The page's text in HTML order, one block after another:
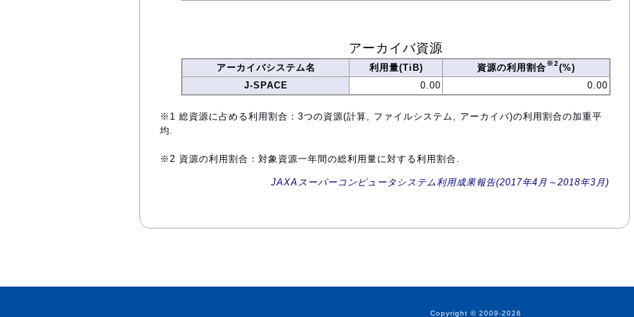
アーカイバ資源
アーカイバシステム名 利用量(TiB) 資源の利用割合※2(%)
J-SPACE
0.00 0.00
※1 総資源に占める利用割合：3つの資源(計算, ファイルシステム, アーカイバ)の利用割合の加重平
均.
※2 資源の利用割合：対象資源一年間の総利用量に対する利用割合.
JAXAスーパーコンピュータシステム利用成果報告(2017年4月～2018年3月)
Copyright © 2009-2026